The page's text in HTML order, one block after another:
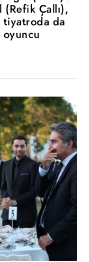
Çallı),
tiyatroda da
oyuncu